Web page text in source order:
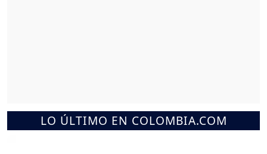
LO ÚLTIMO EN COLOMBIA.COM